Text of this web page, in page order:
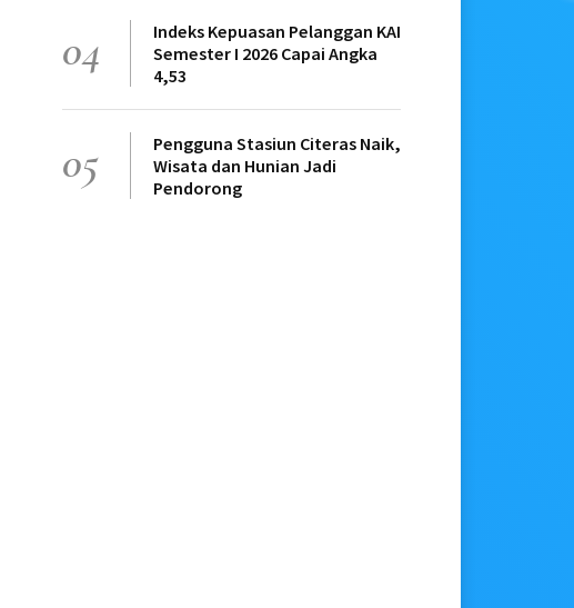
04
Indeks Kepuasan Pelanggan KAI
Semester I 2026 Capai Angka
4,53
05
Pengguna Stasiun Citeras Naik,
Wisata dan Hunian Jadi
Pendorong